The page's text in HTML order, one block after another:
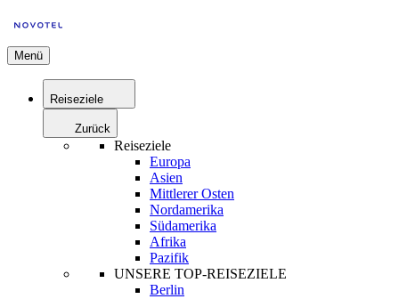
Menü
Reiseziele
Zurück
Reiseziele
Europa
Asien
Mittlerer Osten
Nordamerika
Südamerika
Afrika
Pazifik
UNSERE TOP-REISEZIELE
Berlin